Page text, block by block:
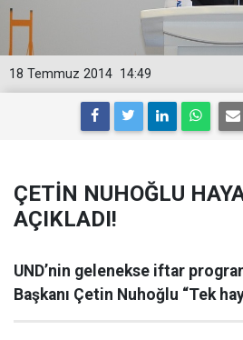
14:49
18 Temmuz 2014
ÇETİN NUHOĞLU
AÇIKLADI!
UND’nin gelenekse iftar
Başkanı Çetin Nuhoğlu “Tek